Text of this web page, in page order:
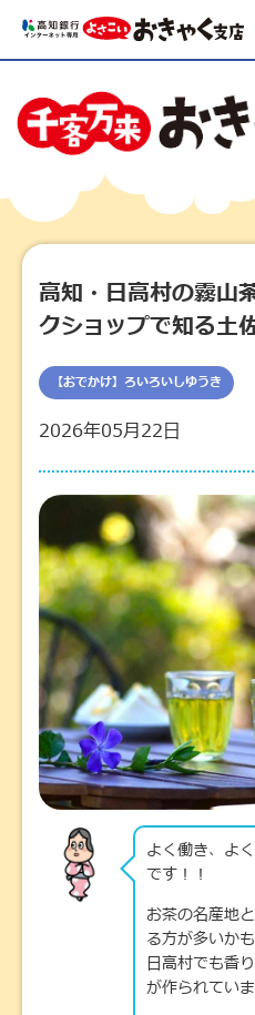
高知・日高村の霧山
クショップで知る土
【おでかけ】ろいろいしゆうき
2026年05月22日
よく働き、よ
です！！
お茶の名産地
る方が多いか
日高村でも香
が作られていま